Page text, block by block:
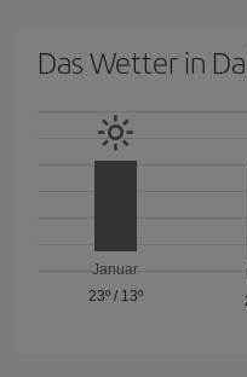
Das Wetter in
Januar
23º/ 13º